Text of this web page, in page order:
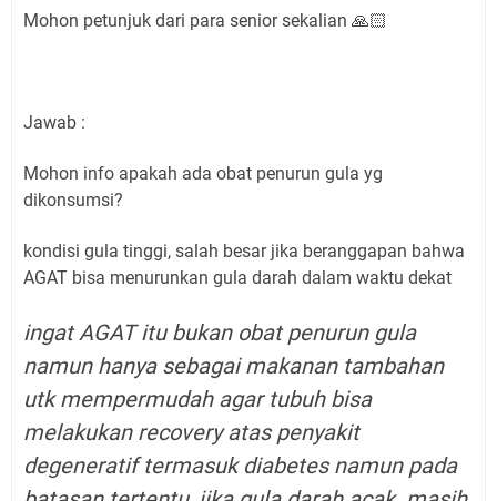
Mohon petunjuk dari para senior sekalian 🙏🏻
Jawab :
Mohon info apakah ada obat penurun gula yg
dikonsumsi?
kondisi gula tinggi, salah besar jika beranggapan bahwa
AGAT bisa menurunkan gula darah dalam waktu dekat
ingat AGAT itu bukan obat penurun gula
namun hanya sebagai makanan tambahan
utk mempermudah agar tubuh bisa
melakukan recovery atas penyakit
degeneratif termasuk diabetes namun pada